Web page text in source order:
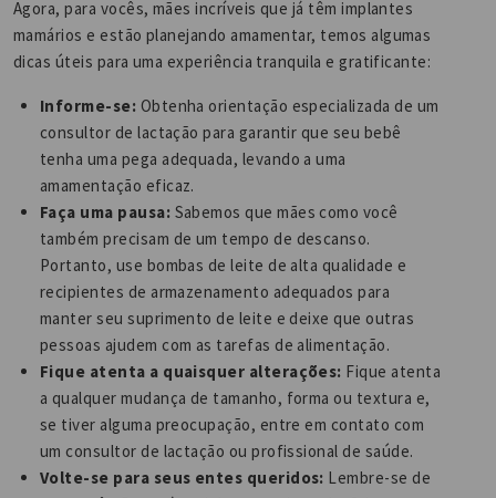
Agora, para vocês, mães incríveis que já têm implantes
mamários e estão planejando amamentar, temos algumas
dicas úteis para uma experiência tranquila e gratificante:
Informe-se: Obtenha orientação especializada de um
consultor de lactação para garantir que seu bebê
tenha uma pega adequada, levando a uma
amamentação eficaz.
Faça uma pausa: Sabemos que mães como você
também precisam de um tempo de descanso.
Portanto, use bombas de leite de alta qualidade e
recipientes de armazenamento adequados para
manter seu suprimento de leite e deixe que outras
pessoas ajudem com as tarefas de alimentação.
Fique atenta a quaisquer alterações: Fique atenta
a qualquer mudança de tamanho, forma ou textura e,
se tiver alguma preocupação, entre em contato com
um consultor de lactação ou profissional de saúde.
Volte-se para seus entes queridos: Lembre-se de